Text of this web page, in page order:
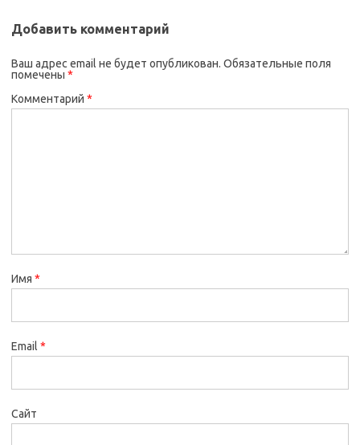
Добавить комментарий
Ваш адрес email не будет опубликован. Обязательные поля
помечены *
Комментарий *
Имя *
Email *
Сайт